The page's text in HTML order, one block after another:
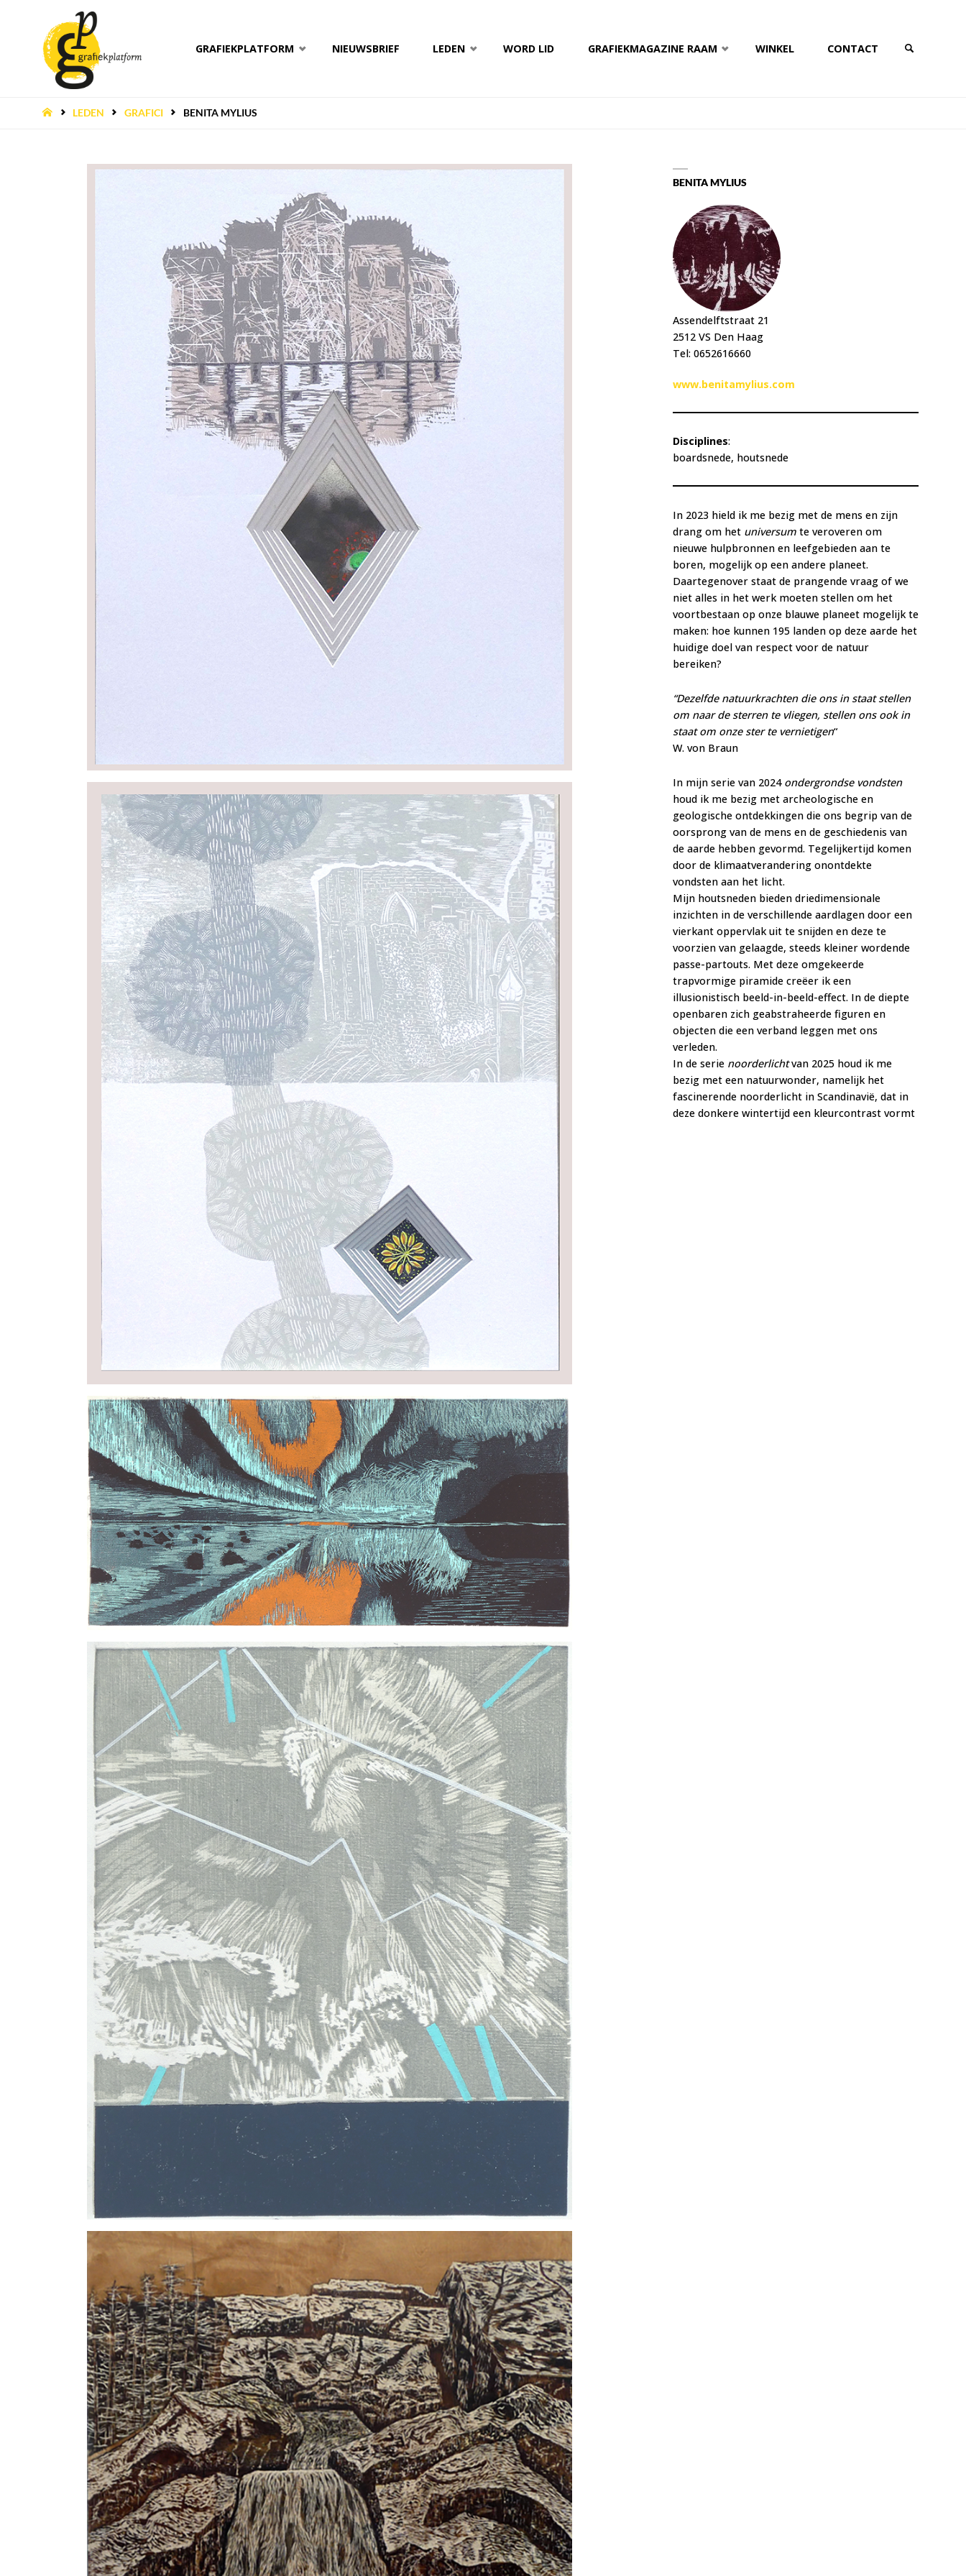
GRAFIEKPLATFORM NIEUWSBRIEF LEDEN WORD LID GRAFIEKMAGAZINE RAAM WINKEL CONTACT
HOMELEDEN GRAFICI BENITA MYLIUS
BENITA MYLIUS
Assendelftstraat 21
2512 VS Den Haag
Tel: 0652616660
www.benitamylius.com
Disciplines:
boardsnede, houtsnede
In 2023 hield ik me bezig met de mens en zijn
drang om het universum te veroveren om
nieuwe hulpbronnen en leefgebieden aan te
boren, mogelijk op een andere planeet.
Daartegenover staat de prangende vraag of we
niet alles in het werk moeten stellen om het
voortbestaan op onze blauwe planeet mogelijk te
maken: hoe kunnen 195 landen op deze aarde het
huidige doel van respect voor de natuur
bereiken?
“Dezelfde natuurkrachten die ons in staat stellen
om naar de sterren te vliegen, stellen ons ook in
staat om onze ster te vernietigen“
W. von Braun
In mijn serie van 2024 ondergrondse vondsten
houd ik me bezig met archeologische en
geologische ontdekkingen die ons begrip van de
oorsprong van de mens en de geschiedenis van
de aarde hebben gevormd. Tegelijkertijd komen
door de klimaatverandering onontdekte
vondsten aan het licht.
Mijn houtsneden bieden driedimensionale
inzichten in de verschillende aardlagen door een
vierkant oppervlak uit te snijden en deze te
voorzien van gelaagde, steeds kleiner wordende
passe-partouts. Met deze omgekeerde
trapvormige piramide creëer ik een
illusionistisch beeld-in-beeld-effect. In de diepte
openbaren zich geabstraheerde figuren en
objecten die een verband leggen met ons
verleden.
In de serie noorderlichtvan 2025 houd ik me
bezig met een natuurwonder, namelijk het
fascinerende noorderlicht in Scandinavië, dat in
deze donkere wintertijd een kleurcontrast vormt